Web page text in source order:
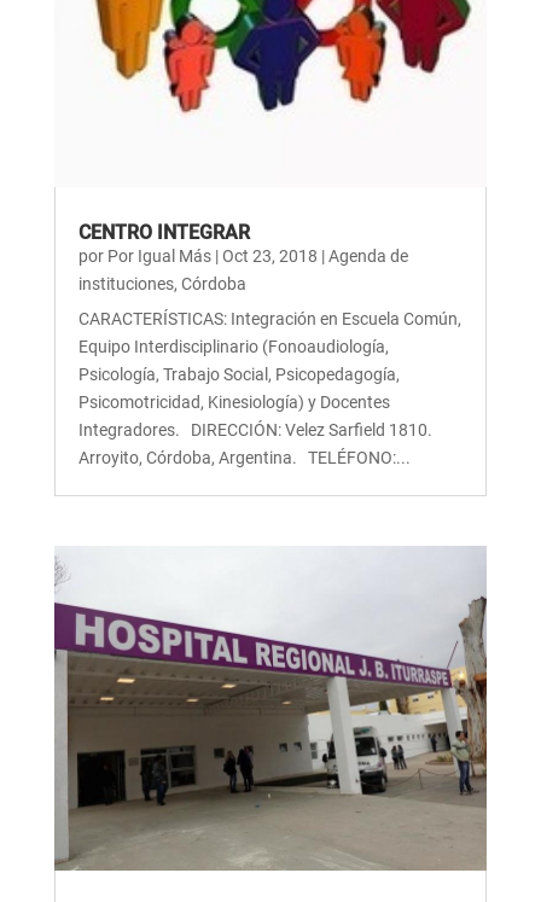
CENTRO INTEGRAR
por Por Igual Más|Oct 23, 2018 |Agenda de
instituciones, Córdoba
CARACTERÍSTICAS: Integración en Escuela Común,
Equipo Interdisciplinario (Fonoaudiología,
Psicología, Trabajo Social, Psicopedagogía,
Psicomotricidad, Kinesiología) y Docentes
Integradores. DIRECCIÓN: Velez Sarfield 1810.
Arroyito, Córdoba, Argentina. TELÉFONO:...